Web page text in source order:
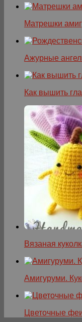
Матрешки
Ажурные
Как вышить
Вязаная
Амигуруми.
Цветочные